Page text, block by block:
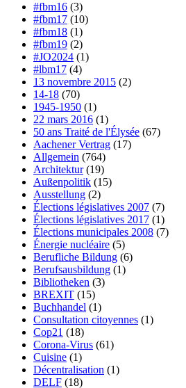
#fbm16 (3)
#fbm17 (10)
#fbm18 (1)
#fbm19 (2)
#JO2024 (1)
#lbm17 (4)
13 novembre 2015 (2)
14-18 (70)
1945-1950 (1)
22 mars 2016 (1)
50 ans Traité de l'Élysée (67)
Aachener Vertrag (17)
Allgemein (764)
Architektur(19)
Außenpolitik (15)
Ausstellung (2)
Élections législatives 2007 (7)
Élections législatives 2017 (1)
Élections municipales 2008 (7)
Énergie nucléaire (5)
Berufliche Bildung (6)
Berufsausbildung (1)
Bibliotheken (3)
BREXIT (15)
Buchhandel (1)
Consultation citoyennes (1)
Cop21 (18)
Corona-Virus (61)
Cuisine (1)
Décentralisation (1)
DELF (18)